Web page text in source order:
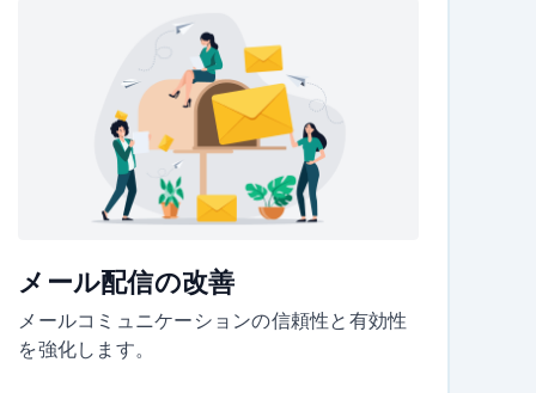
メール配信の改善
メールコミュニケーションの信頼性と有効性
を強化します。